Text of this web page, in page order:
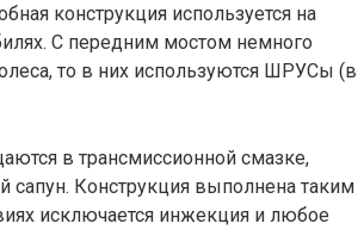
конструкция используется на
С передним мостом немного
то в них используются ШРУСы (в
в трансмиссионной смазке,
сапун. Конструкция выполнена таким
исключается инжекция и любое